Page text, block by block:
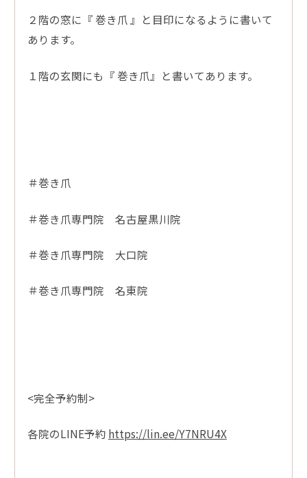
２階の窓に『 巻き爪 』と目印になるように書いて
あります。
１階の玄関にも『 巻き爪』と書いてあります。
＃巻き爪
＃巻き爪専門院 名古屋黒川院
＃巻き爪専門院 大口院
＃巻き爪専門院 名東院
<完全予約制>
各院のLINE予約 https://lin.ee/Y7NRU4X